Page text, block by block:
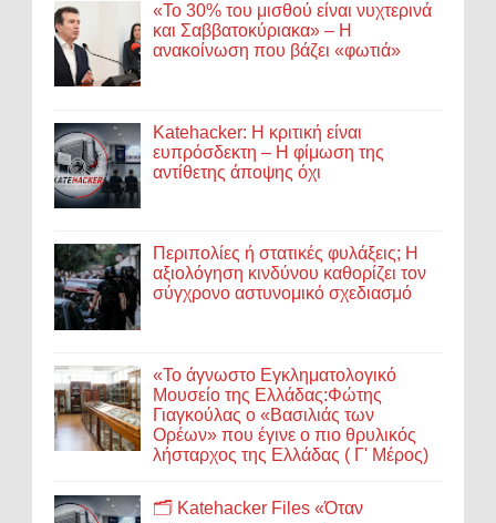
«Το 30% του μισθού είναι νυχτερινά
και Σαββατοκύριακα» – Η
ανακοίνωση που βάζει «φωτιά»
Katehacker: Η κριτική είναι
ευπρόσδεκτη – Η φίμωση της
αντίθετης άποψης όχι
Περιπολίες ή στατικές φυλάξεις; Η
αξιολόγηση κινδύνου καθορίζει τον
σύγχρονο αστυνομικό σχεδιασμό
«Το άγνωστο Εγκληματολογικό
Μουσείο της Ελλάδας:Φώτης
Γιαγκούλας ο «Βασιλιάς των
Ορέων» που έγινε ο πιο θρυλικός
λήσταρχος της Ελλάδας ( Γ' Μέρος)
🗂️ Katehacker Files «Όταν